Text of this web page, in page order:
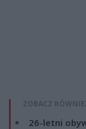
ZOBACZ
26-letni